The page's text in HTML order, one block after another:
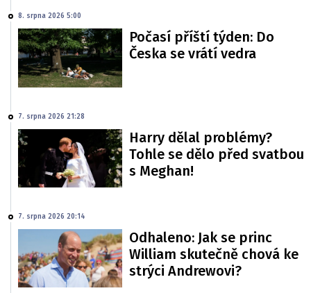
8. srpna 2026 5:00
Počasí příští týden: Do
Česka se vrátí vedra
7. srpna 2026 21:28
Harry dělal problémy?
Tohle se dělo před svatbou
s Meghan!
7. srpna 2026 20:14
Odhaleno: Jak se princ
William skutečně chová ke
strýci Andrewovi?